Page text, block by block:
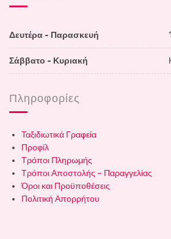
Δευτέρα - Παρασκευή
Σάββατο - Κυριακή
Πληροφορίες
Ταξιδιωτικά Γραφεία
Προφίλ
Τρόποι Πληρωμής
Τρόποι Αποστολής – Παραγγελίας
Όροι και Προϋποθέσεις
Πολιτική Απορρήτου